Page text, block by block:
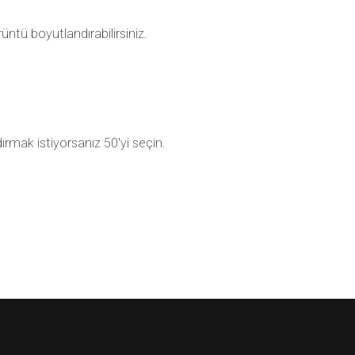
boyutlandırabilirsiniz.
istiyorsanız 50'yi seçin.